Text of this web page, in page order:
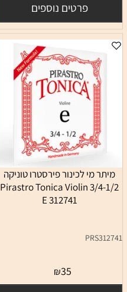
פרטים נוספים
מיתר מי לכינור פירסטרו טוניקה
3/4-1/2 Pirastro Tonica Violin
E 312741
PRS312741
₪35